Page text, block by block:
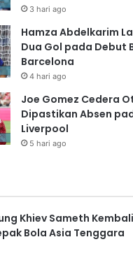
3 hari ago
Hamza Abdelkarim
Dua Gol pada Debut
Barcelona
4 hari ago
Joe Gomez Cedera
Dipastikan Absen
Liverpool
5 hari ago
Khiev Sameth Kembali
Bola Asia Tenggara